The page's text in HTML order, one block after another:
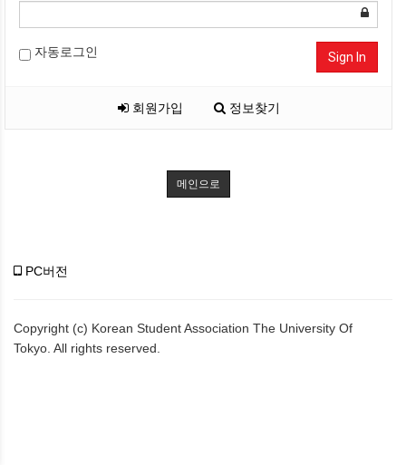
자동로그인 Sign In
회원가입 정보찾기
메인으로
PC버전
Copyright (c) Korean Student Association The University Of
Tokyo. All rights reserved.